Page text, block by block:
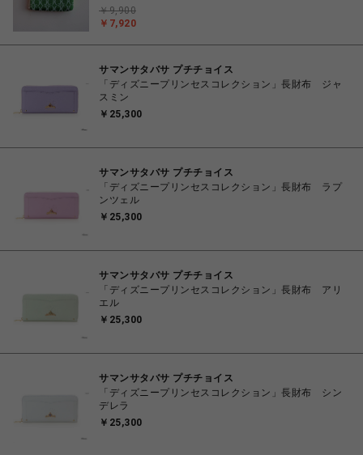
￥7,920
￥9,900
サマンサタバサ プチチョイス
「ディズニープリンセスコレクション」長財布 ジャ
スミン
￥25,300
サマンサタバサ プチチョイス
「ディズニープリンセスコレクション」長財布 ラプ
ンツェル
￥25,300
サマンサタバサ プチチョイス
「ディズニープリンセスコレクション」長財布 アリ
エル
￥25,300
サマンサタバサ プチチョイス
「ディズニープリンセスコレクション」長財布 シン
デレラ
￥25,300